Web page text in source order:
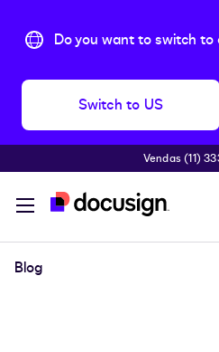
Do you want to switch to
Switch to US
Pular para o conteúdo principal
Vendas (11)
Blog